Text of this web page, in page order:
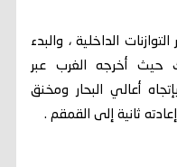
الداخلية ، والبدء
حيث أخرجه الغرب عبر
أعالي البحار ومخنق
ثانية إلى القمقم .